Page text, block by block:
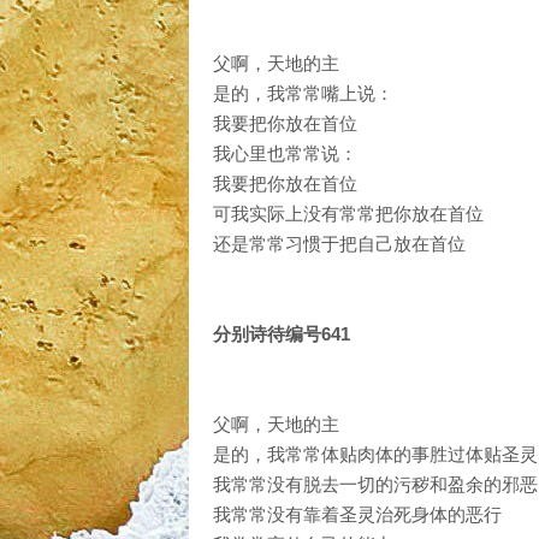
父啊，天地的主
是的，我常常嘴上说：
我要把你放在首位
我心里也常常说：
我要把你放在首位
可我实际上没有常常把你放在首位
还是常常习惯于把自己放在首位
分别诗待编号641
父啊，天地的主
是的，我常常体贴肉体的事胜过体贴圣
我常常没有脱去一切的污秽和盈余的邪恶
我常常没有靠着圣灵治死身体的恶行